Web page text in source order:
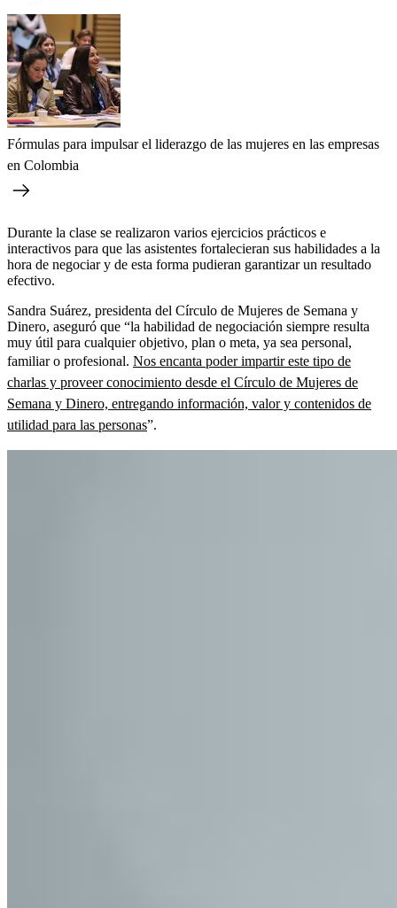
Fórmulas para impulsar el liderazgo de las mujeres en las empresas
en Colombia
Durante la clase se realizaron varios ejercicios prácticos e
interactivos para que las asistentes fortalecieran sus habilidades a la
hora de negociar y de esta forma pudieran garantizar un resultado
efectivo.
Sandra Suárez, presidenta del Círculo de Mujeres de Semana y
Dinero, aseguró que “la habilidad de negociación siempre resulta
muy útil para cualquier objetivo, plan o meta, ya sea personal,
familiar o profesional. Nos encanta poder impartir este tipo de
charlas y proveer conocimiento desde el Círculo de Mujeres de
Semana y Dinero, entregando información, valor y contenidos de
utilidad para las personas”.